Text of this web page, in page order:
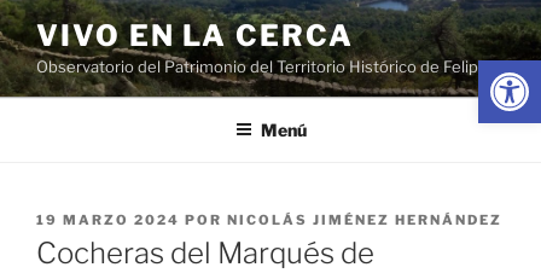
Abrir
Saltar
al
contenido
VIVO EN LA CERCA
Observatorio del Patrimonio del Territorio Histórico de Felipe II
Menú
PUBLICADO
EL
19 MARZO 2024 POR NICOLÁS JIMÉNEZ HERNÁNDEZ
Cocheras del Marqués de